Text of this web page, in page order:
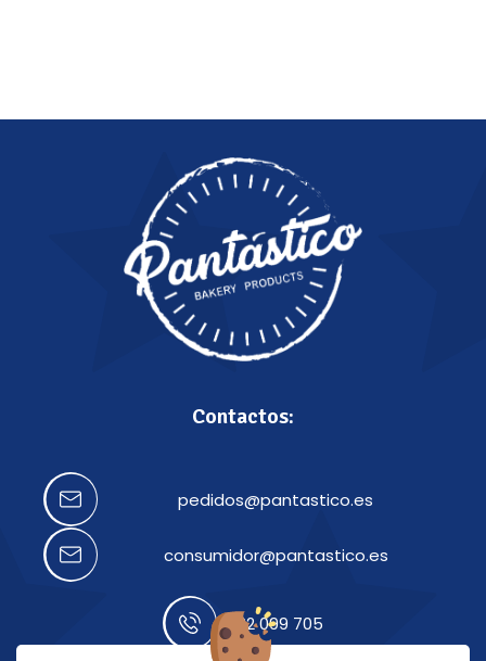
Contactos:
pedidos@pantastico.es
consumidor@pantastico.es
922 099 705